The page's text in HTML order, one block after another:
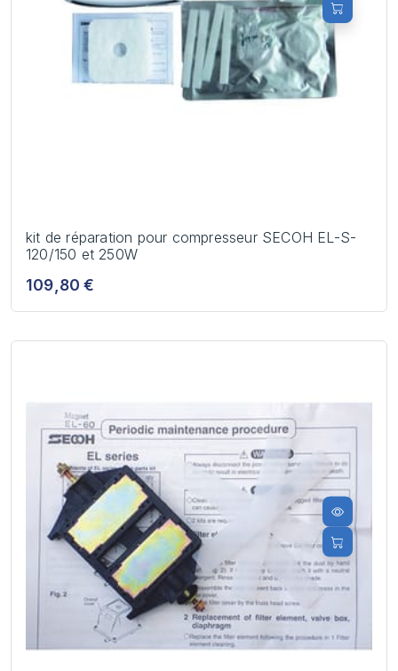
kit de réparation pour compresseur SECOH EL-S-
120/150 et 250W
109,80 €